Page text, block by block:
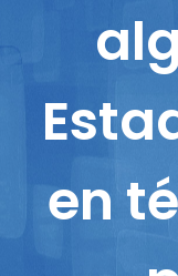
Columnistas
en